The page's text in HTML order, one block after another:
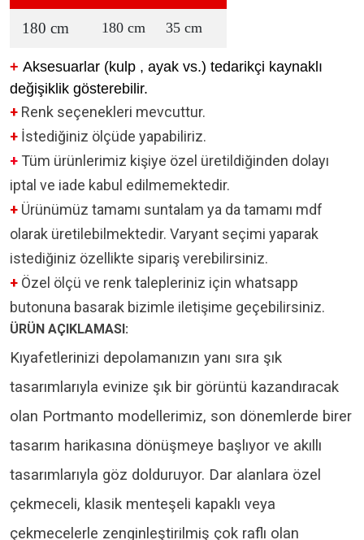
180 cm 180 cm 35 cm
+ Aksesuarlar (kulp , ayak vs.) tedarikçi kaynaklı
değişiklik gösterebilir.
+ Renk seçenekleri mevcuttur.
+ İstediğiniz ölçüde yapabiliriz.
+ Tüm ürünlerimiz kişiye özel üretildiğinden dolayı
iptal ve iade kabul edilmemektedir.
+ Ürünümüz tamamı suntalam ya da tamamı mdf
olarak üretilebilmektedir. Varyant seçimi yaparak
istediğiniz özellikte sipariş verebilirsiniz.
+ Özel ölçü ve renk talepleriniz için whatsapp
butonuna basarak bizimle iletişime geçebilirsiniz.
ÜRÜN AÇIKLAMASI:
Kıyafetlerinizi depolamanızın yanı sıra şık
tasarımlarıyla evinize şık bir görüntü kazandıracak
olan Portmanto modellerimiz, son dönemlerde birer
tasarım harikasına dönüşmeye başlıyor ve akıllı
tasarımlarıyla göz dolduruyor. Dar alanlara özel
çekmeceli, klasik menteşeli kapaklı veya
çekmecelerle zenginleştirilmiş çok raflı olan